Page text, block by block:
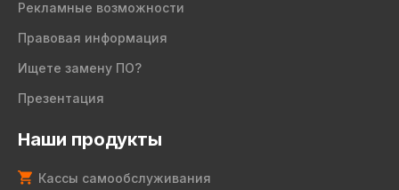
Рекламные возможности
Правовая информация
Ищете замену ПО?
Презентация
Наши продукты
Кассы самообслуживания